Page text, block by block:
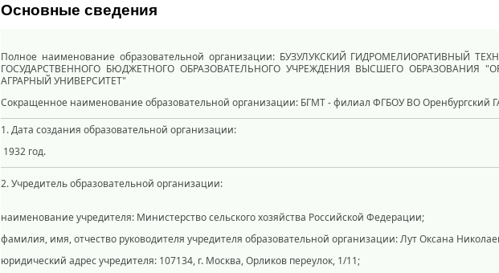
Основные сведения
Полное наименование образовательной организации: БУЗУЛУКСКИЙ ГИДРОМЕЛИОРАТИВНЫЙ
ГОСУДАРСТВЕННОГО БЮДЖЕТНОГО ОБРАЗОВАТЕЛЬНОГО УЧРЕЖДЕНИЯ ВЫСШЕГО ОБРАЗОВАНИЯ
АГРАРНЫЙ УНИВЕРСИТЕТ"
Сокращенное наименование образовательной организации: БГМТ - филиал ФГБОУ ВО Оренбургский
1. Дата создания образовательной организации:
1932 год.
2. Учредитель образовательной
наименование учредителя: Министерство сельского хозяйства Российской Федерации;
фамилия, имя, отчество руководителя учредителя образовательной организации: Лут Оксана
юридический адрес учредителя: 107134, г. Москва, Орликов переулок, 1/11;